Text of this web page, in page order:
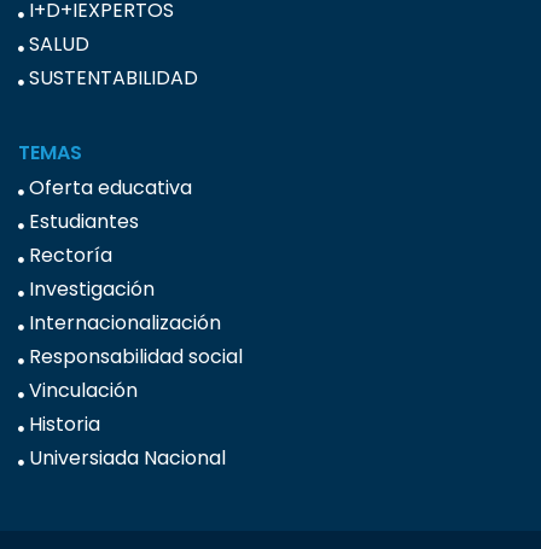
I+D+IEXPERTOS
SALUD
SUSTENTABILIDAD
TEMAS
Oferta educativa
Estudiantes
Rectoría
Investigación
Internacionalización
Responsabilidad social
Vinculación
Historia
Universiada Nacional